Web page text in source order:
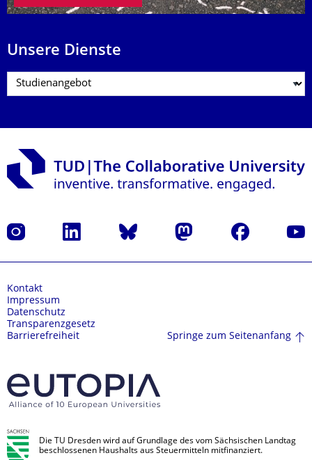
Unsere Dienste
Instagram LinkedIn Bluesky Mastodon Facebook
Kontakt
Impressum
Datenschutz
Transparenzgesetz
Barrierefreiheit
Springe zum Seitenanfang
Die TU Dresden wird auf Grundlage des vom Sächsischen Landtag
beschlossenen Haushalts aus Steuermitteln mitfinanziert.